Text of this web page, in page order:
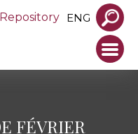
Repository ENG
FÉVRIER